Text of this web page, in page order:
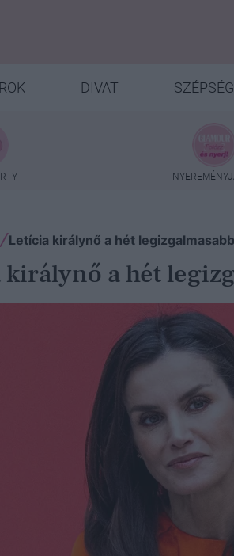
DIVAT SZÉPSÉG
Letícia királynő a hét
a hét